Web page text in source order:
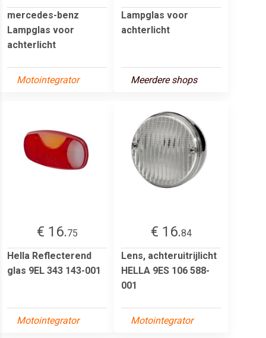
mercedes-benz
Lampglas voor
achterlicht
Motointegrator
Lampglas voor
achterlicht
Meerdere shops
€ 16.75
Hella Reflecterend
glas 9EL 343 143-001
Motointegrator
€ 16.84
Lens, achteruitrijlicht
HELLA 9ES 106 588-
001
Motointegrator